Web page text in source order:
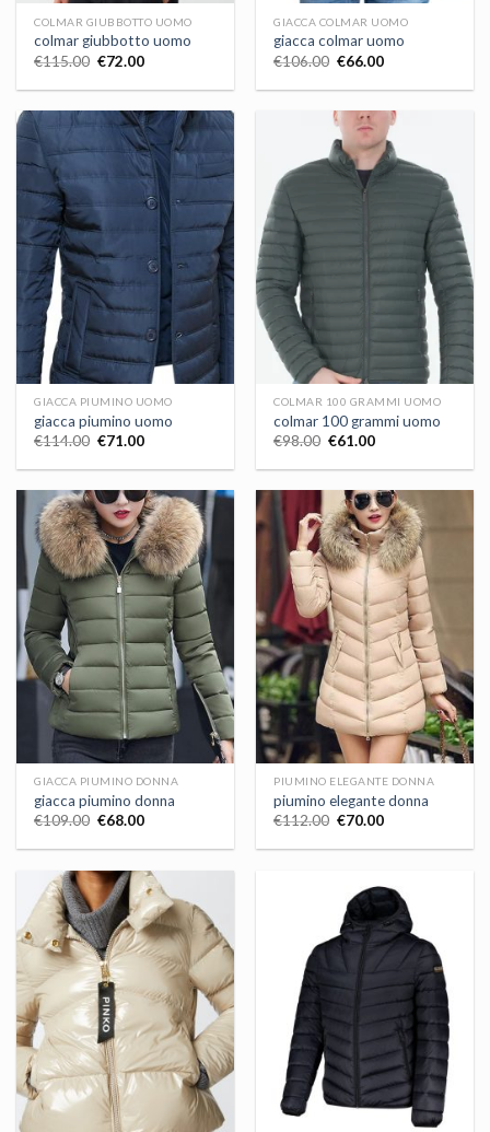
COLMAR GIUBBOTTO UOMO
colmar giubbotto uomo
€115.00 €72.00
GIACCA COLMAR UOMO
giacca colmar uomo
€106.00 €66.00
GIACCA PIUMINO UOMO
giacca piumino uomo
€114.00 €71.00
COLMAR 100 GRAMMI UOMO
colmar 100 grammi uomo
€98.00 €61.00
GIACCA PIUMINO DONNA
giacca piumino donna
€109.00 €68.00
PIUMINO ELEGANTE DONNA
piumino elegante donna
€112.00 €70.00